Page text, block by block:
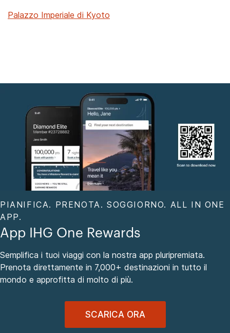
Palazzo Imperiale di Kyoto
PIANIFICA. PRENOTA. SOGGIORNO. ALL IN ONE
APP.
App IHG One Rewards
Semplifica i tuoi viaggi con la nostra app pluripremiata.
Prenota direttamente in 7,000+ destinazioni in tutto il
mondo e approfitta di molto di più.
SCARICA ORA